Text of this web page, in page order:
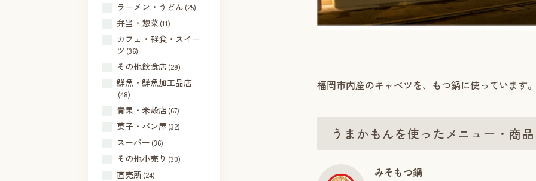
ラーメン・うどん (25)
弁当・惣菜(11)
カフェ・軽食・スイー
ツ (36)
その他飲食店(29)
鮮魚・鮮魚加工品店
(48)
青果・米殻店(67)
菓子・パン屋 (32)
スーパー (36)
その他小売り (30)
直売所(24)
福岡市内産のキャベツを、もつ鍋に使っています
うまかもんを使ったメニュー・商品
みそもつ鍋